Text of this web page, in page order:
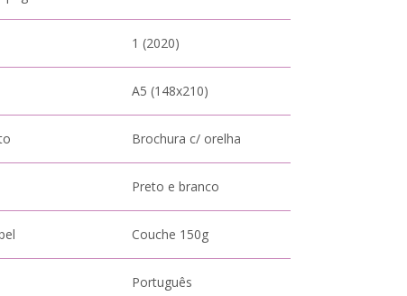
1 (2020)
A5 (148x210)
Brochura c/ orelha
Preto e branco
Couche 150g
Português